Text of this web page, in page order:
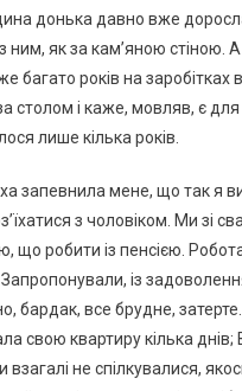
донька давно вже
ним, як за кам’яною стіною.
багато років на
за столом і каже, мовляв, є
лише кілька років.
запевнила мене, що так я
з чоловіком. Ми зі
що робити із пенсією.
із
бардак, все брудне,
свою квартиру кілька
взагалі не спілкувалися,